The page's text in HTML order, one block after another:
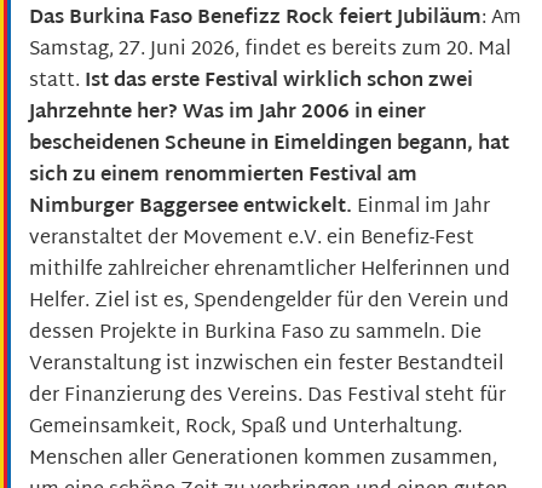
Das Burkina Faso Benefizz Rock feiert Jubiläum: Am
Samstag, 27. Juni 2026, findet es bereits zum 20. Mal
statt. Ist das erste Festival wirklich schon zwei
Jahrzehnte her? Was im Jahr 2006 in einer
bescheidenen Scheune in Eimeldingen begann, hat
sich zu einem renommierten Festival am
Nimburger Baggersee entwickelt. Einmal im Jahr
veranstaltet der Movement e.V. ein Benefiz-Fest
mithilfe zahlreicher ehrenamtlicher Helferinnen und
Helfer. Ziel ist es, Spendengelder für den Verein und
dessen Projekte in Burkina Faso zu sammeln. Die
Veranstaltung ist inzwischen ein fester Bestandteil
der Finanzierung des Vereins. Das Festival steht für
Gemeinsamkeit, Rock, Spaß und Unterhaltung.
Menschen aller Generationen kommen zusammen,